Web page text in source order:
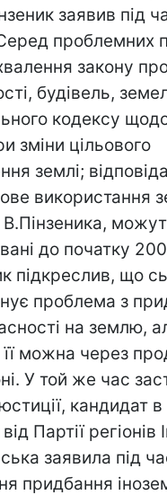
заявив під
проблемних
закону
будівель,
кодексу
зміни цільового
землі;
використання
до початку
підкреслив, що
проблема з
на землю,
її можна через
У той же час
кандидат
Партії регіонів
заявила під
придбання